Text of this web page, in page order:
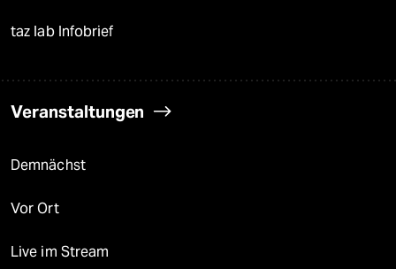
taz lab Infobrief
Veranstaltungen
Demnächst
Vor Ort
Live im Stream